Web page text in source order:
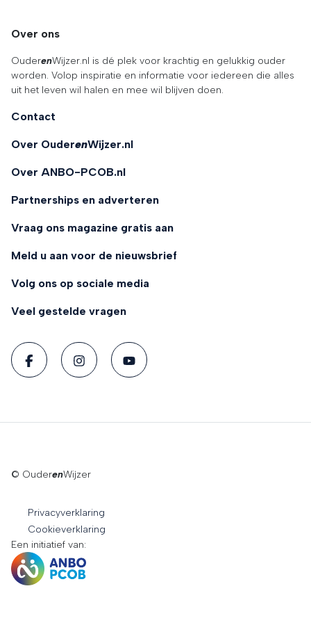
Over ons
OuderenWijzer.nl is dé plek voor krachtig en gelukkig ouder
worden. Volop inspiratie en informatie voor iedereen die alles
uit het leven wil halen en mee wil blijven doen.
Contact
Over OuderenWijzer.nl
Over ANBO-PCOB.nl
Partnerships en adverteren
Vraag ons magazine gratis aan
Meld u aan voor de nieuwsbrief
Volg ons op sociale media
Veel gestelde vragen
© OuderenWijzer
Privacyverklaring
Cookieverklaring
Een initiatief van: